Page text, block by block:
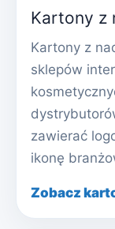
Kartony z
Kartony z
sklepów
zawierać
ikonę
Zobacz